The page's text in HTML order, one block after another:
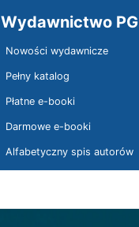
Wydawnictwo PG
Nowości wydawnicze
Pełny katalog
Płatne e-booki
Darmowe e-booki
Alfabetyczny spis autorów